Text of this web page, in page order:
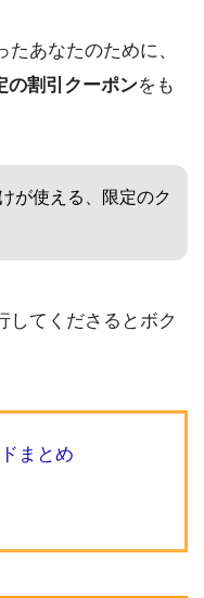
あなたのために、
の割引クーポンをも
が使える、限定のク
してくださるとボク
まとめ